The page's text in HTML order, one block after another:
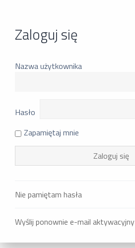
Zaloguj się
Nazwa użytkownika
Hasło
Zapamiętaj mnie
Nie pamiętam hasła
Wyślij ponownie e-mail aktywacyjny